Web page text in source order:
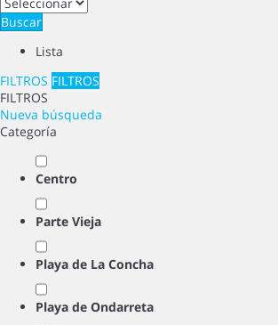
Buscar
Lista
FILTROS FILTROS
FILTROS
Nueva búsqueda
Categoría
Centro
Parte Vieja
Playa de La Concha
Playa de Ondarreta